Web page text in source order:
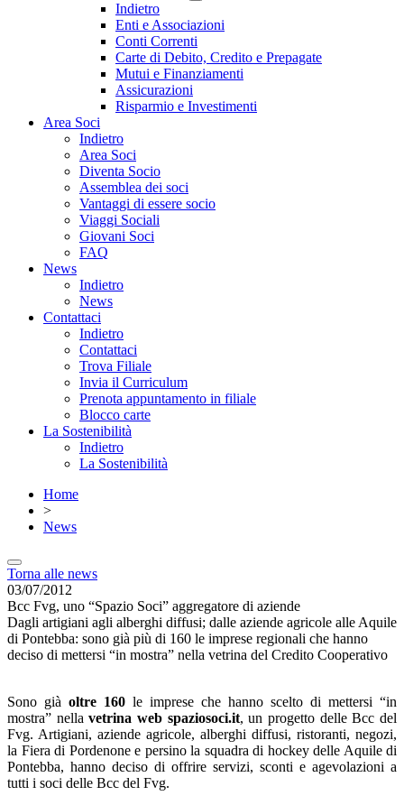
Indietro
Enti e Associazioni
Conti Correnti
Carte di Debito, Credito e Prepagate
Mutui e Finanziamenti
Assicurazioni
Risparmio e Investimenti
Area Soci
Indietro
Area Soci
Diventa Socio
Assemblea dei soci
Vantaggi di essere socio
Viaggi Sociali
Giovani Soci
FAQ
News
Indietro
News
Contattaci
Indietro
Contattaci
Trova Filiale
Invia il Curriculum
Prenota appuntamento in filiale
Blocco carte
La Sostenibilità
Indietro
La Sostenibilità
Home
>
News
Torna alle news
03/07/2012
Bcc Fvg, uno “Spazio Soci” aggregatore di aziende
Dagli artigiani agli alberghi diffusi; dalle aziende agricole alle Aquile
di Pontebba: sono già più di 160 le imprese regionali che hanno
deciso di mettersi “in mostra” nella vetrina del Credito Cooperativo
Sono già oltre 160 le imprese che hanno scelto di mettersi “in
mostra” nellavetrina web spaziosoci.it, un progetto delle Bcc del
Fvg. Artigiani, aziende agricole, alberghi diffusi, ristoranti, negozi,
la Fiera di Pordenone e persino la squadra di hockey delle Aquile di
Pontebba, hanno deciso di offrire servizi, sconti e agevolazioni a
tutti i soci delle Bcc del Fvg.